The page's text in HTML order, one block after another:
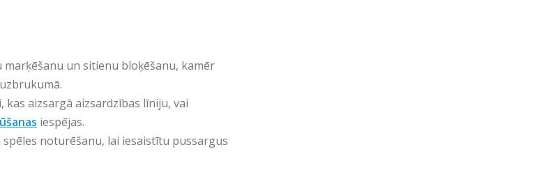
un sitienu bloķēšanu, kamēr
aizsargā aizsardzības līniju, vai
iespējas.
noturēšanu, lai iesaistītu pussargus